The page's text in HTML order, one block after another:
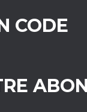
CODE